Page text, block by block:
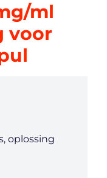
ml
voor
oplossing